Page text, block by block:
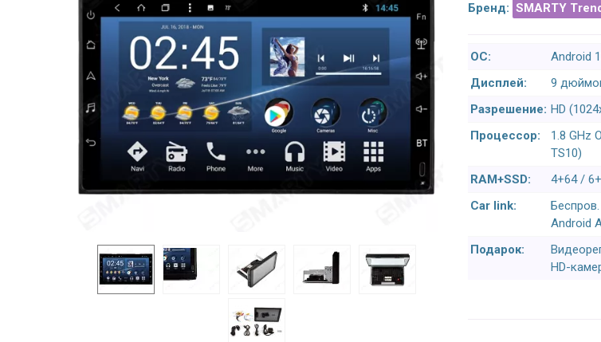
Бренд: SMARTY
ОС:
Android
Дисплей:
9
Разрешение: HD
Процессор:
1.8 GHz
TS10)
RAM+SSD:
4+64 /
Car link:
Android
Подарок:
HD-